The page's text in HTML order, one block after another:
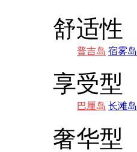
舒适性
普吉岛 宿雾岛
享受型
巴厘岛 长滩岛
奢华型